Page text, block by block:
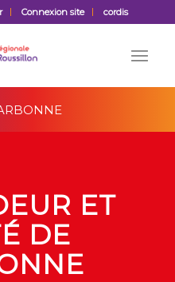
Connexion site cordis
ET
DE